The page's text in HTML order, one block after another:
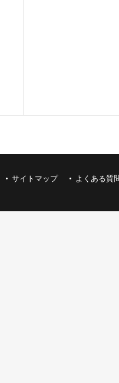
サイトマップ よくある質